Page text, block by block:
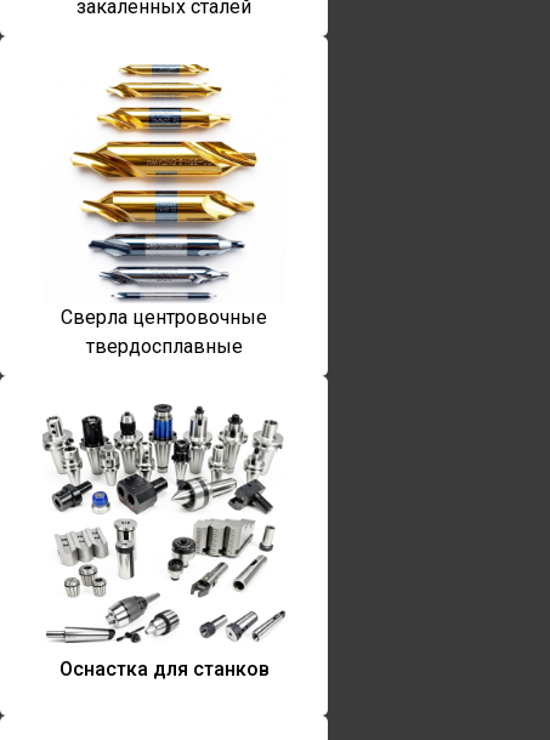
закаленных сталей
Сверла центровочные
твердосплавные
Оснастка для станков